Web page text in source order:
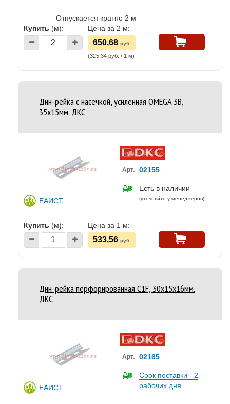
Отпускается кратно 2 м
Купить (м): Цена за 2 м:
650,68 руб.
(325.34 руб. / 1 м)
Дин-рейка с насечкой, усиленная OMEGA 3B,
35х15мм. ДКС
ЕАИСТ
Арт. 02155
Есть в наличии
(уточняйте у менеджеров)
Купить (м): Цена за 1 м:
533,56 руб.
Дин-рейка перфорированная С1F, 30х15х16мм.
ДКС
ЕАИСТ
Арт. 02165
Срок поставки - 2
рабочих дня